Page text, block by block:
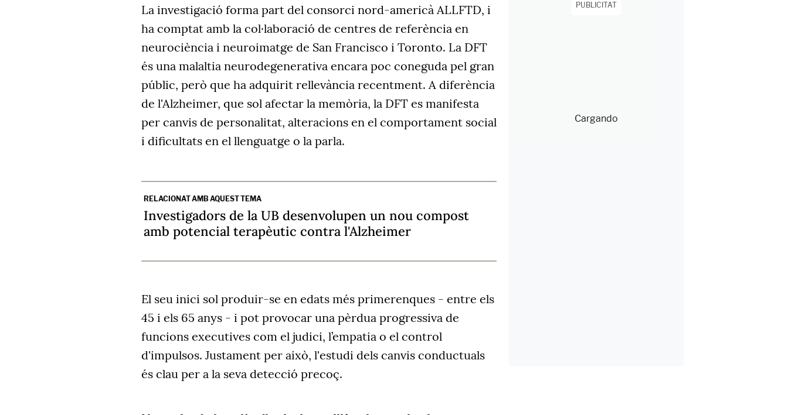
La investigació forma part del consorci nord-americà ALLFTD, i
ha comptat amb la col·laboració de centres de referència en
neurociència i neuroimatge de San Francisco i Toronto. La DFT
és una malaltia neurodegenerativa encara poc coneguda pel gran
públic, però que ha adquirit rellevància recentment. A diferència
de l'Alzheimer, que sol afectar la memòria, la DFT es manifesta
per canvis de personalitat, alteracions en el comportament social
i dificultats en el llenguatge o la parla.
RELACIONAT AMB AQUEST TEMA
Investigadors de la UB desenvolupen un nou compost
amb potencial terapèutic contra l'Alzheimer
El seu inici sol produir-se en edats més primerenques - entre els
45 i els 65 anys - i pot provocar una pèrdua progressiva de
funcions executives com el judici, l’empatia o el control
d'impulsos. Justament per això, l'estudi dels canvis conductuals
és clau per a la seva detecció precoç.
PUBLICITAT